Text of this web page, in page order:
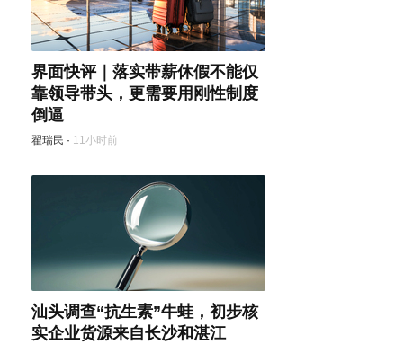
界面快评｜落实带薪休假不能仅
靠领导带头，更需要用刚性制度
倒逼
翟瑞民 · 11小时前
汕头调查“抗生素”牛蛙，初步核
实企业货源来自长沙和湛江